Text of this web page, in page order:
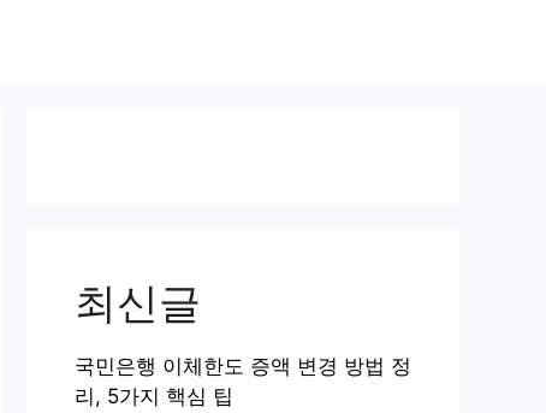
최신글
국민은행 이체한도 증액 변경 방법 정
리, 5가지 핵심 팁